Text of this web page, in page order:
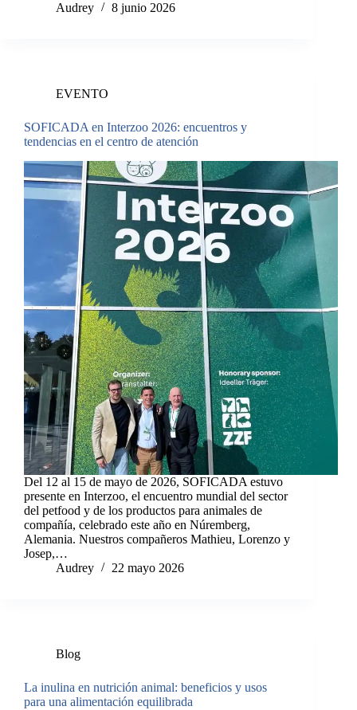
Audrey
8 junio 2026
EVENTO
SOFICADA en Interzoo 2026: encuentros y
tendencias en el centro de atención
Del 12 al 15 de mayo de 2026, SOFICADA estuvo
presente en Interzoo, el encuentro mundial del sector
del petfood y de los productos para animales de
compañía, celebrado este año en Núremberg,
Alemania. Nuestros compañeros Mathieu, Lorenzo y
Josep,…
Audrey
22 mayo 2026
Blog
La inulina en nutrición animal: beneficios y usos
para una alimentación equilibrada